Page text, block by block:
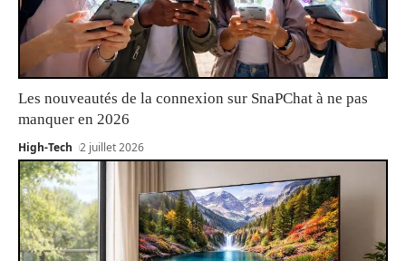
Les nouveautés de la connexion sur SnaPChat à ne pas
manquer en 2026
High-Tech 2 juillet 2026